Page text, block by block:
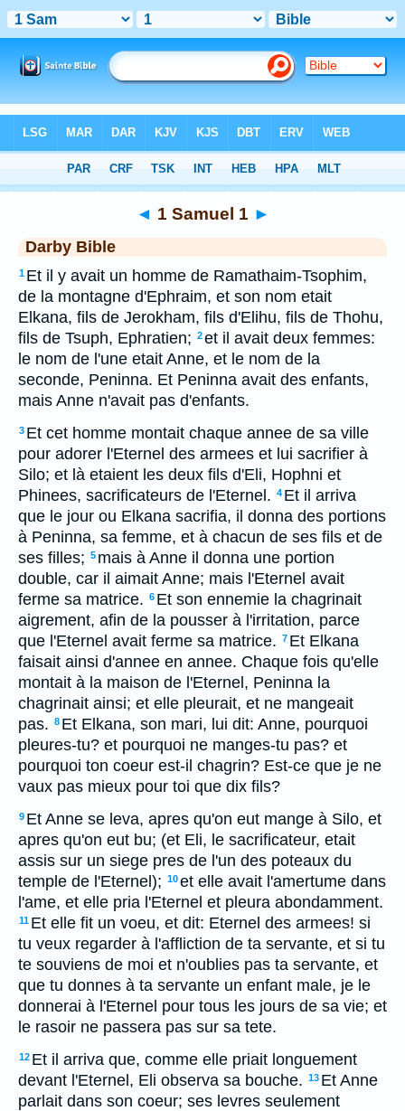
> 1 Samuel 1
◄ 1 Samuel 1 ►
Darby Bible
1 Et il y avait un homme de Ramathaim-Tsophim,
de la montagne d'Ephraim, et son nom etait
Elkana, fils de Jerokham, fils d'Elihu, fils de Thohu,
fils de Tsuph, Ephratien; 2et il avait deux femmes:
le nom de l'une etait Anne, et le nom de la
seconde, Peninna. Et Peninna avait des enfants,
mais Anne n'avait pas d'enfants.
3 Et cet homme montait chaque annee de sa ville
pour adorer l'Eternel des armees et lui sacrifier à
Silo; et là etaient les deux fils d'Eli, Hophni et
Phinees, sacrificateurs de l'Eternel. 4 Et il arriva
que le jour ou Elkana sacrifia, il donna des portions
à Peninna, sa femme, et à chacun de ses fils et de
ses filles; 5 mais à Anne il donna une portion
double, car il aimait Anne; mais l'Eternel avait
ferme sa matrice. 6 Et son ennemie la chagrinait
aigrement, afin de la pousser à l'irritation, parce
que l'Eternel avait ferme sa matrice. 7 Et Elkana
faisait ainsi d'annee en annee. Chaque fois qu'elle
montait à la maison de l'Eternel, Peninna la
chagrinait ainsi; et elle pleurait, et ne mangeait
pas. 8 Et Elkana, son mari, lui dit: Anne, pourquoi
pleures-tu? et pourquoi ne manges-tu pas? et
pourquoi ton coeur est-il chagrin? Est-ce que je ne
vaux pas mieux pour toi que dix fils?
9 Et Anne se leva, apres qu'on eut mange à Silo, et
apres qu'on eut bu; (et Eli, le sacrificateur, etait
assis sur un siege pres de l'un des poteaux du
temple de l'Eternel); 10et elle avait l'amertume dans
l'ame, et elle pria l'Eternel et pleura abondamment.
11 Et elle fit un voeu, et dit: Eternel des armees! si
tu veux regarder à l'affliction de ta servante, et si tu
te souviens de moi et n'oublies pas ta servante, et
que tu donnes à ta servante un enfant male, je le
donnerai à l'Eternel pour tous les jours de sa vie; et
le rasoir ne passera pas sur sa tete.
12 Et il arriva que, comme elle priait longuement
devant l'Eternel, Eli observa sa bouche. 13 Et Anne
parlait dans son coeur; ses levres seulement